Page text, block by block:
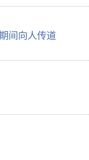
间向人传道